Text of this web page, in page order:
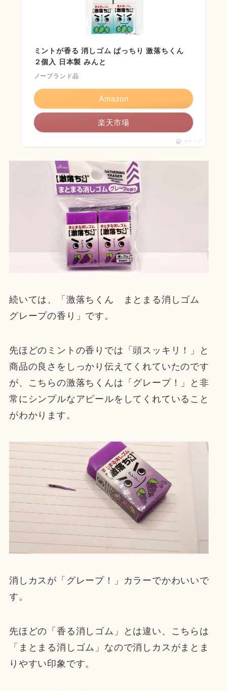
ミントが香る 消しゴム ぱっちり 激落ちくん
２個入 日本製 みんと
ノーブランド品
Amazon
楽天市場
ポチップ
続いては、「激落ちくん まとまる消しゴム
グレープの香り」です。
先ほどのミントの香りでは「頭スッキリ！」と
商品の良さをしっかり伝えてくれていたのです
が、こちらの激落ちくんは「グレープ！」と非
常にシンプルなアピールをしてくれていること
がわかります。
消しカスが「グレープ！」カラーでかわいいで
す。
先ほどの「香る消しゴム」とは違い、こちらは
「まとまる消しゴム」なので消しカスがまとま
りやすい印象です。